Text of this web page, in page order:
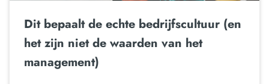
Dit bepaalt de echte bedrijfscultuur (en
het zijn niet de waarden van het
management)